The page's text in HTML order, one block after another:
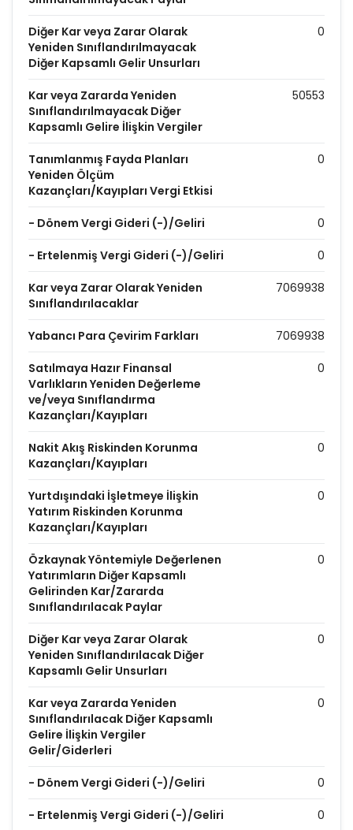
Diğer Kar veya Zarar Olarak
Yeniden Sınıflandırılmayacak
Diğer Kapsamlı Gelir Unsurları
0
Kar veya Zararda Yeniden
Sınıflandırılmayacak Diğer
Kapsamlı Gelire İlişkin Vergiler
50553
Tanımlanmış Fayda Planları
Yeniden Ölçüm
Kazançları/Kayıpları Vergi Etkisi
0
- Dönem Vergi Gideri (-)/Geliri 0
- Ertelenmiş Vergi Gideri (-)/Geliri 0
Kar veya Zarar Olarak Yeniden
Sınıflandırılacaklar
7069938
Yabancı Para Çevirim Farkları 7069938
Satılmaya Hazır Finansal
Varlıkların Yeniden Değerleme
ve/veya Sınıflandırma
Kazançları/Kayıpları
0
Nakit Akış Riskinden Korunma
Kazançları/Kayıpları
0
Yurtdışındaki İşletmeye İlişkin
Yatırım Riskinden Korunma
Kazançları/Kayıpları
0
Özkaynak Yöntemiyle Değerlenen
Yatırımların Diğer Kapsamlı
Gelirinden Kar/Zararda
Sınıflandırılacak Paylar
0
Diğer Kar veya Zarar Olarak
Yeniden Sınıflandırılacak Diğer
Kapsamlı Gelir Unsurları
0
Kar veya Zararda Yeniden
Sınıflandırılacak Diğer Kapsamlı
Gelire İlişkin Vergiler
Gelir/Giderleri
0
- Dönem Vergi Gideri (-)/Geliri 0
- Ertelenmiş Vergi Gideri (-)/Geliri 0